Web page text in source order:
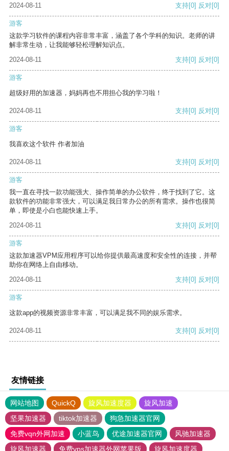
2024-08-11
支持[0] 反对[0]
游客
这款学习软件的课程内容非常丰富，涵盖了各个学科的知识。老师的讲
解非常生动，让我能够轻松理解知识点。
2024-08-11
支持[0] 反对[0]
游客
超级好用的加速器，妈妈再也不用担心我的学习啦！
2024-08-11 支持[0] 反对[0]
游客
我喜欢这个软件 作者加油
2024-08-11 支持[0] 反对[0]
游客
我一直在寻找一款功能强大、操作简单的办公软件，终于找到了它。这
款软件的功能非常强大，可以满足我日常办公的所有需求。操作也很简
单，即使是小白也能快速上手。
2024-08-11
支持[0] 反对[0]
游客
这款加速器VPM应用程序可以给你提供最高速度和安全性的连接，并帮
助你在网络上自由移动。
2024-08-11
支持[0] 反对[0]
游客
这款app的视频资源非常丰富，可以满足我不同的娱乐需求。
2024-08-11 支持[0] 反对[0]
友情链接
网站地图 QuickQ 旋风加速度器
旋风加速
坚果加速器
tiktok加速器
狗急加速器官网
免费vqn外网加速
小蓝鸟 优途加速器官网
风驰加速器
旋风加速器
免费vps加速器外网苹果版 旋风加速度器